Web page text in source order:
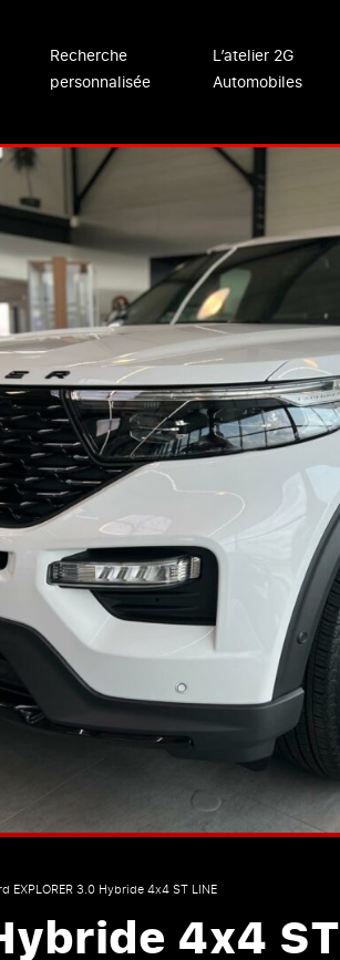
Recherche
personnalisée
L’atelier 2G
Automobiles
EXPLORER 3.0 Hybride 4x4 ST LINE
4x4 ST